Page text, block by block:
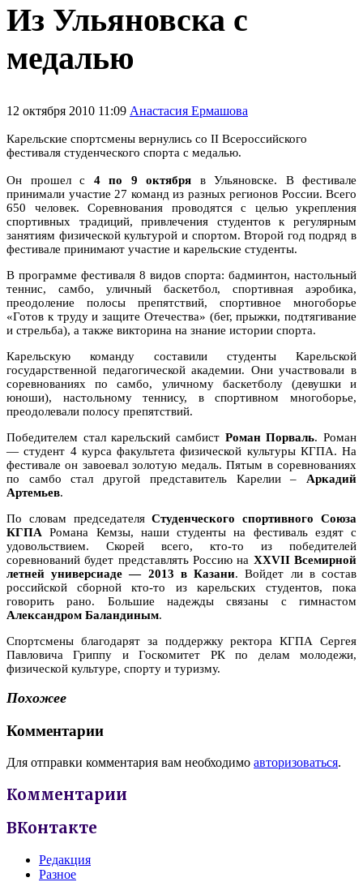
Из Ульяновска с
медалью
12 октября 2010 11:09 Анастасия Ермашова
Карельские спортсмены вернулись со II Всероссийского
фестиваля студенческого спорта с медалью.
Он прошел с 4 по 9 октября в Ульяновске. В фестивале
принимали участие 27 команд из разных регионов России. Всего
650 человек. Соревнования проводятся с целью укрепления
спортивных традиций, привлечения студентов к регулярным
занятиям физической культурой и спортом. Второй год подряд в
фестивале принимают участие и карельские студенты.
В программе фестиваля 8 видов спорта: бадминтон, настольный
теннис, самбо, уличный баскетбол, спортивная аэробика,
преодоление полосы препятствий, спортивное многоборье
«Готов к труду и защите Отечества» (бег, прыжки, подтягивание
и стрельба), а также викторина на знание истории спорта.
Карельскую команду составили студенты Карельской
государственной педагогической академии. Они участвовали в
соревнованиях по самбо, уличному баскетболу (девушки и
юноши), настольному теннису, в спортивном многоборье,
преодолевали полосу препятствий.
Победителем стал карельский самбист Роман Порваль. Роман
— студент 4 курса факультета физической культуры КГПА. На
фестивале он завоевал золотую медаль. Пятым в соревнованиях
по самбо стал другой представитель Карелии – Аркадий
Артемьев.
По словам председателяСтуденческого спортивного Союза
КГПАРомана Кемзы, наши студенты на фестиваль ездят с
удовольствием. Скорей всего, кто-то из победителей
соревнований будет представлять Россию на XXVII Всемирной
летней универсиаде — 2013 в Казани. Войдет ли в состав
российской сборной кто-то из карельских студентов, пока
говорить рано. Большие надежды связаны с гимнастом
Александром Баландиным.
Спортсмены благодарят за поддержку ректора КГПА Сергея
Павловича Гриппу и Госкомитет РК по делам молодежи,
физической культуре, спорту и туризму.
Похожее
Комментарии
Для отправки комментария вам необходимо авторизоваться.
Комментарии
ВКонтакте
Редакция
Разное